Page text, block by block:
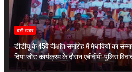
बड़ी खबर
डीडीयू के 45वें दीक्षांत समारोह में मेधावियों का
दिया जोर; कार्यक्रम के दौरान एबीवीपी-पुलिस